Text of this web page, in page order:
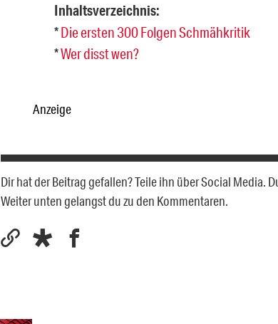
Inhaltsverzeichnis:
*Die ersten 300 Folgen Schmähkritik
*Wer disst wen?
Anzeige
Dir hat der Beitrag gefallen? Teile ihn über Social Media.
Weiter unten gelangst du zu den Kommentaren.